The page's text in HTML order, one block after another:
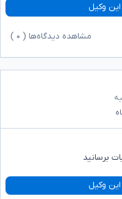
وکیل
مشاهده دیدگاه‌ها ( ۰
برسانید
وکیل